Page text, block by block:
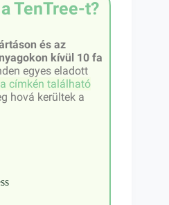
TenTree-t?
és az
kívül 10 fa
egyes eladott
címkén található
hová kerültek a